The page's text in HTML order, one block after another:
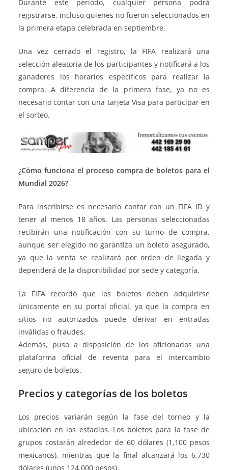
Durante este periodo, cualquier persona podrá
registrarse, incluso quienes no fueron seleccionados en
la primera etapa celebrada en septiembre.
Una vez cerrado el registro, la FIFA realizará una
selección aleatoria de los participantes y notificará a los
ganadores los horarios específicos para realizar la
compra. A diferencia de la primera fase, ya no es
necesario contar con una tarjeta Visa para participar en
el sorteo.
¿Cómo funciona el proceso compra de boletos para el
Mundial 2026?
Para inscribirse es necesario contar con un FIFA ID y
tener al menos 18 años. Las personas seleccionadas
recibirán una notificación con su turno de compra,
aunque ser elegido no garantiza un boleto asegurado,
ya que la venta se realizará por orden de llegada y
dependerá de la disponibilidad por sede y categoría.
La FIFA recordó que los boletos deben adquirirse
únicamente en su portal oficial, ya que la compra en
sitios no autorizados puede derivar en entradas
inválidas o fraudes.
Además, puso a disposición de los aficionados una
plataforma oficial de reventa para el intercambio
seguro de boletos.
Precios y categorías de los boletos
Los precios variarán según la fase del torneo y la
ubicación en los estadios. Los boletos para la fase de
grupos costarán alrededor de 60 dólares (1,100 pesos
mexicanos), mientras que la final alcanzará los 6,730
dólares (unos 124,000 pesos).